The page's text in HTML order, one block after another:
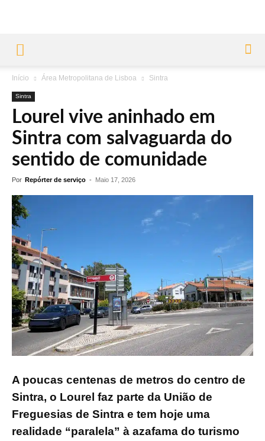
Início Área Metropolitana de Lisboa Sintra
Sintra
Lourel vive aninhado em
Sintra com salvaguarda do
sentido de comunidade
Por Repórter de serviço - Maio 17, 2026
A poucas centenas de metros do centro de
Sintra, o Lourel faz parte da União de
Freguesias de Sintra e tem hoje uma
realidade “paralela” à azafama do turismo